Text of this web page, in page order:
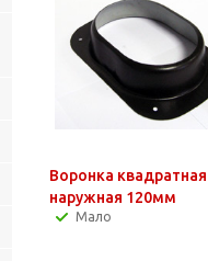
Воронка квадратная
наружная 120мм
Мало